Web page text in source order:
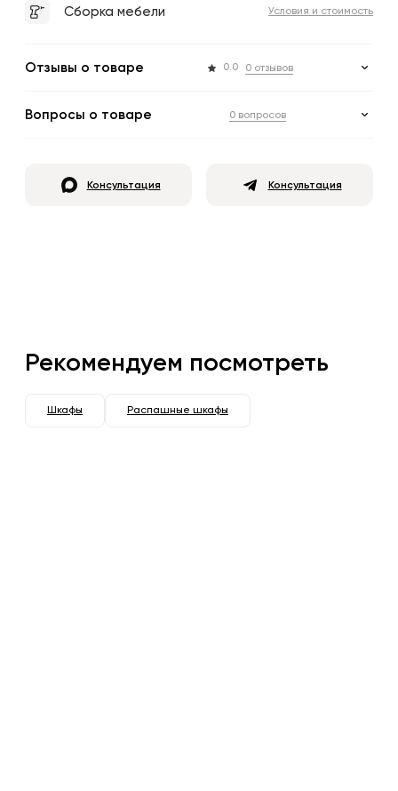
Сборка мебели Условия и стоимость
Отзывы о товаре 0.0 0 отзывов
Вопросы о товаре 0 вопросов
Консультация Консультация
Рекомендуем посмотреть
Шкафы Распашные шкафы